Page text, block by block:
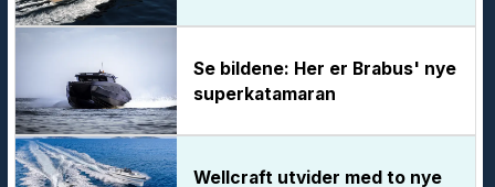
Se bildene: Her er Brabus' nye
superkatamaran
Wellcraft utvider med to nye